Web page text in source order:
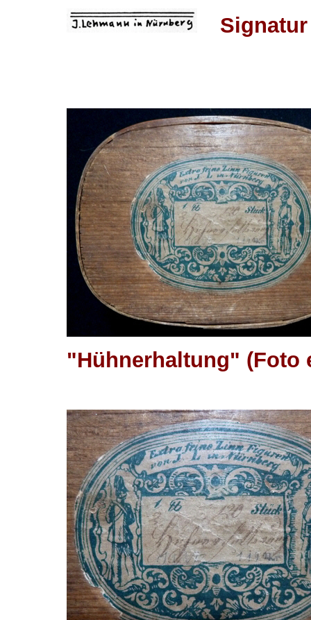
"Hühnerhaltung" (Foto